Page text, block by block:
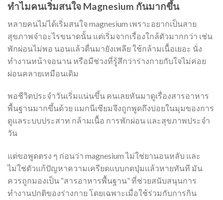
ทำไมคนเริ่มสนใจ Magnesium กันมากขึ้น
หลายคนไม่ได้เริ่มสนใจ magnesium เพราะอยากเป็นสาย
สุขภาพจ๋าอะไรขนาดนั้น แต่เริ่มจากเรื่องใกล้ตัวมากกว่า เช่น
พักผ่อนไม่พอ นอนแล้วตื่นมายังเพลีย ใช้กล้ามเนื้อเยอะ นั่ง
ทำงานหน้าจอนาน หรือมีช่วงที่รู้สึกว่าร่างกายกับใจไม่ค่อย
ผ่อนคลายเหมือนเดิม
พอชีวิตประจำวันเริ่มแน่นขึ้น คนเลยหันมาดูเรื่องสารอาหาร
พื้นฐานมากขึ้นด้วย แมกนีเซียมจึงถูกพูดถึงบ่อยในมุมของการ
ดูแลระบบประสาท กล้ามเนื้อ การพักผ่อน และสุขภาพประจำ
วัน
แต่ขอพูดตรง ๆ ก่อนว่า magnesium ไม่ใช่ยานอนหลับ และ
ไม่ใช่ตัวแก้ปัญหาความเครียดแบบกดปุ่มแล้วหายทันที มัน
ควรถูกมองเป็น “สารอาหารพื้นฐาน” ที่ช่วยสนับสนุนการ
ทำงานปกติของร่างกาย โดยเฉพาะเมื่อใช้ร่วมกับการกิน